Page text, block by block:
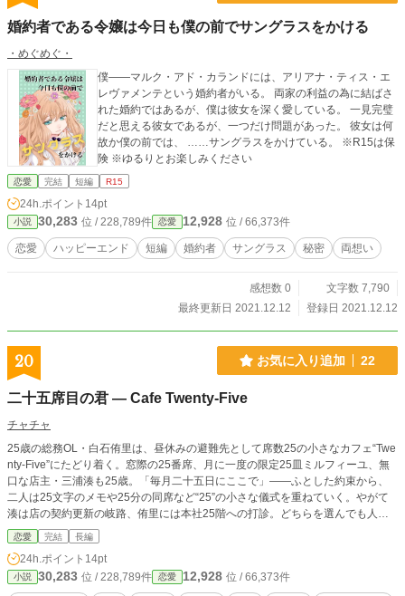
婚約者である令嬢は今日も僕の前でサングラスをかける
・めぐめぐ・
僕——マルク・アド・カランドには、アリアナ・ティス・エ
レヴァメンテという婚約者がいる。 両家の利益の為に結ばさ
れた婚約ではあるが、僕は彼女を深く愛している。 一見完璧
だと思える彼女であるが、一つだけ問題があった。 彼女は何
故か僕の前では、 ……サングラスをかけている。 ※R15は保
険 ※ゆるりとお楽しみください
恋愛 完結 短編 R15
24h.ポイント 14pt
小説 30,283 位 / 228,789件 恋愛 12,928 位 / 66,373件
恋愛 ハッピーエンド 短編 婚約者 サングラス 秘密 両想い
感想数 0
文字数 7,790
最終更新日 2021.12.12
登録日 2021.12.12
20 お気に入り追加 22
二十五席目の君 ― Cafe Twenty-Five
チャチャ
25歳の総務OL・白石侑里は、昼休みの避難先として席数25の小さなカフェ“Twe
nty-Five”にたどり着く。窓際の25番席、月に一度の限定25皿ミルフィーユ、無
口な店主・三浦湊も25歳。「毎月二十五日にここで」——ふとした約束から、
二人は25文字のメモや25分の同席など“25”の小さな儀式を重ねていく。やがて
湊は店の契約更新の岐路、侑里には本社25階への打診。どちらを選んでも人生
は動く。でも、簡単じゃない。クリスマスの12月25日、25番席で交わされる答
えは、数字の向こうにある“ふつうでやさしい恋”。読むほど数字が好きになる、
ささやかな幸福の物語。
恋愛 完結 長編
24h.ポイント 14pt
小説 30,283 位 / 228,789件 恋愛 12,928 位 / 66,373件